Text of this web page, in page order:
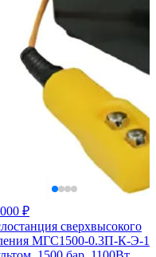
₽
сверхвысокого
МГС1500-0.3П-К-Э-1